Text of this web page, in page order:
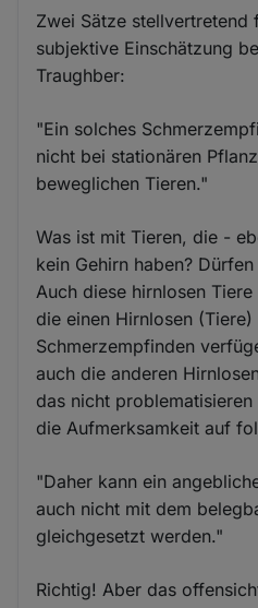
Zwei Sätze stellvertretend
subjektive Einschätzung
Traughber:
"Ein solches
nicht bei stationären
beweglichen Tieren."
Was ist mit Tieren, die -
kein Gehirn haben?
Auch diese hirnlosen
die einen Hirnlosen
Schmerzempfinden
auch die anderen
das nicht
die Aufmerksamkeit auf
"Daher kann ein
auch nicht mit dem
gleichgesetzt werden."
Richtig! Aber das